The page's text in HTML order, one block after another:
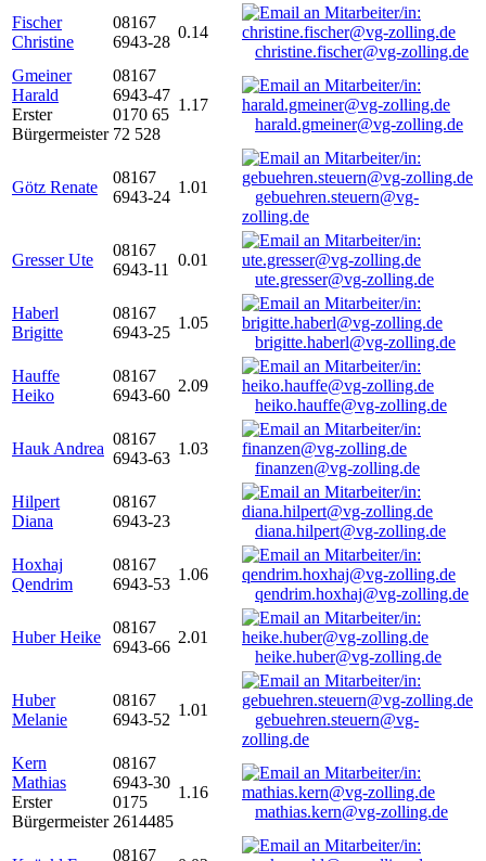
Fischer
Christine
08167
6943-28
0.14
christine.fischer@vg-zolling.de
Gmeiner
Harald
Erster
Bürgermeister
08167
6943-47
0170 65
72 528
1.17
harald.gmeiner@vg-zolling.de
Götz Renate
08167
6943-24
1.01
gebuehren.steuern@vg-
zolling.de
Gresser Ute
08167
6943-11
0.01
ute.gresser@vg-zolling.de
Haberl
Brigitte
08167
6943-25
1.05
brigitte.haberl@vg-zolling.de
Hauffe
Heiko
08167
6943-60
2.09
heiko.hauffe@vg-zolling.de
Hauk Andrea
08167
6943-63
1.03
finanzen@vg-zolling.de
Hilpert
Diana
08167
6943-23
diana.hilpert@vg-zolling.de
Hoxhaj
Qendrim
08167
6943-53
1.06
qendrim.hoxhaj@vg-zolling.de
Huber Heike
08167
6943-66
2.01
heike.huber@vg-zolling.de
Huber
Melanie
08167
6943-52
1.01
gebuehren.steuern@vg-
zolling.de
Kern
Mathias
Erster
Bürgermeister
08167
6943-30
0175
2614485
1.16
mathias.kern@vg-zolling.de
08167